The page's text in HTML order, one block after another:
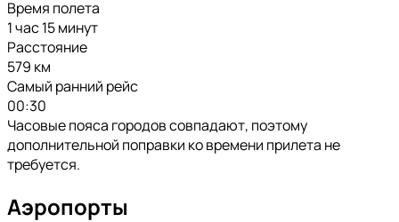
Время полета
1 час 15 минут
Расстояние
579 км
Самый ранний рейс
00:30
Часовые пояса городов совпадают, поэтому
дополнительной поправки ко времени прилета не
требуется.
Аэропорты